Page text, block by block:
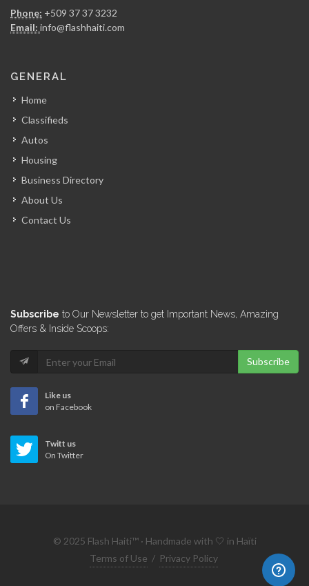
Cimetiere de…
Cimetiere de…
Phone: +509 37 37 3232
Email: info@flashhaiti.com
GENERAL
Home
Classifieds
Autos
Housing
Business Directory
About Us
Contact Us
Subscribe to Our Newsletter to get Important News, Amazing
Offers & Inside Scoops:
Subscribe
Like us
on Facebook
Twitt us
On Twitter
© 2025 Flash Haiti™ · Handmade with 🤍 in Haïti
Terms of Use / Privacy Policy